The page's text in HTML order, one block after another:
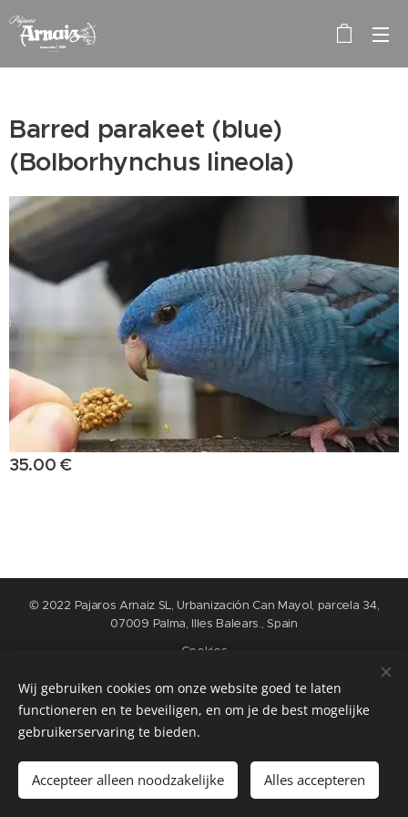
Barred parakeet (blue)
(Bolborhynchus lineola)
35.00 €
Add to cart
© 2022 Pajaros Arnaiz SL, Urbanización Can Mayol, parcela 34,
07009 Palma, Illes Balears., Spain
Cookies
Languages
Nederlands
English Español Français
Wij gebruiken cookies om onze website goed te laten
functioneren en te beveiligen, en om je de best mogelijke
gebruikerservaring te bieden.
Accepteer alleen noodzakelijke Alles accepteren